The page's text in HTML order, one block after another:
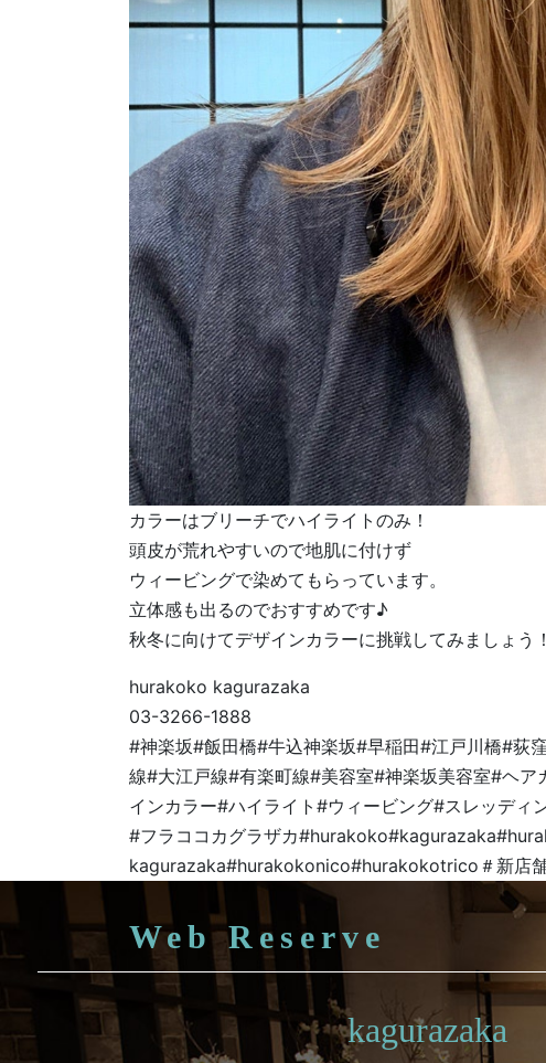
カラーはブリーチでハイライトのみ！
頭皮が荒れやすいので地肌に付けず
ウィービングで染めてもらっています。
立体感も出るのでおすすめです♪
秋冬に向けてデザインカラーに挑戦してみましょう！
hurakoko kagurazaka
03-3266-1888
#神楽坂#飯田橋#牛込神楽坂#早稲田#江戸川橋#荻
線#大江戸線#有楽町線#美容室#神楽坂美容室#ヘ
インカラー#ハイライト#ウィービング#スレッディ
#フラココカグラザカ
kagurazaka#hurakokonico#hurakokotrico＃新店
Web Reserve
kagurazaka